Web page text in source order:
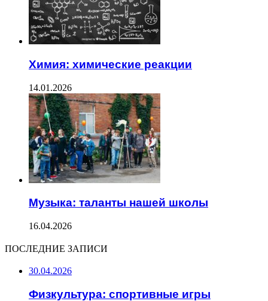
Химия: химические реакции
14.01.2026
Музыка: таланты нашей школы
16.04.2026
ПОСЛЕДНИЕ ЗАПИСИ
30.04.2026
Физкультура: спортивные игры